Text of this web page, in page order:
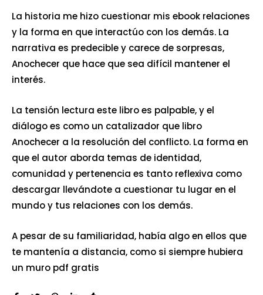
La historia me hizo cuestionar mis ebook relaciones
y la forma en que interactúo con los demás. La
narrativa es predecible y carece de sorpresas,
Anochecer que hace que sea difícil mantener el
interés.
La tensión lectura este libro es palpable, y el
diálogo es como un catalizador que libro
Anochecer a la resolución del conflicto. La forma en
que el autor aborda temas de identidad,
comunidad y pertenencia es tanto reflexiva como
descargar llevándote a cuestionar tu lugar en el
mundo y tus relaciones con los demás.
A pesar de su familiaridad, había algo en ellos que
te mantenía a distancia, como si siempre hubiera
un muro pdf gratis